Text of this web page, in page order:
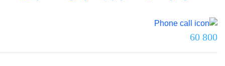
800 60